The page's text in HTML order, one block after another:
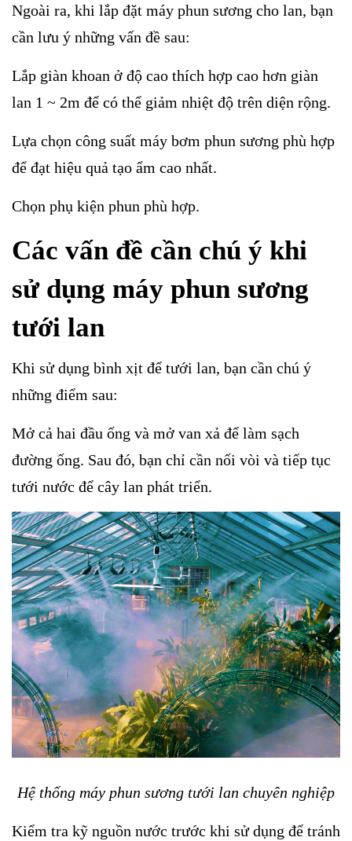
Ngoài ra, khi lắp đặt máy phun sương cho lan, bạn
cần lưu ý những vấn đề sau:
Lắp giàn khoan ở độ cao thích hợp cao hơn giàn
lan 1 ~ 2m để có thể giảm nhiệt độ trên diện rộng.
Lựa chọn công suất máy bơm phun sương phù hợp
để đạt hiệu quả tạo ẩm cao nhất.
Chọn phụ kiện phun phù hợp.
Các vấn đề cần chú ý khi
sử dụng máy phun sương
tưới lan
Khi sử dụng bình xịt để tưới lan, bạn cần chú ý
những điểm sau:
Mở cả hai đầu ống và mở van xả để làm sạch
đường ống. Sau đó, bạn chỉ cần nối vòi và tiếp tục
tưới nước để cây lan phát triển.
Hệ thống máy phun sương tưới lan chuyên nghiệp
Kiểm tra kỹ nguồn nước trước khi sử dụng để tránh